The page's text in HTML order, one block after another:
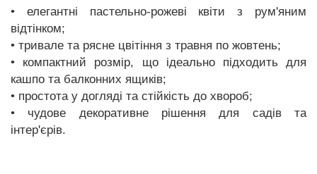
• елегантні пастельно-рожеві квіти з рум'яним
відтінком;
• тривале та рясне цвітіння з травня по жовтень;
• компактний розмір, що ідеально підходить для
кашпо та балконних ящиків;
• простота у догляді та стійкість до хвороб;
• чудове декоративне рішення для садів та
інтер'єрів.